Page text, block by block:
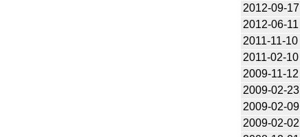
2012-09-17
2012-06-11
2011-11-10
2011-02-10
2009-11-12
2009-02-23
2009-02-09
2009-02-02